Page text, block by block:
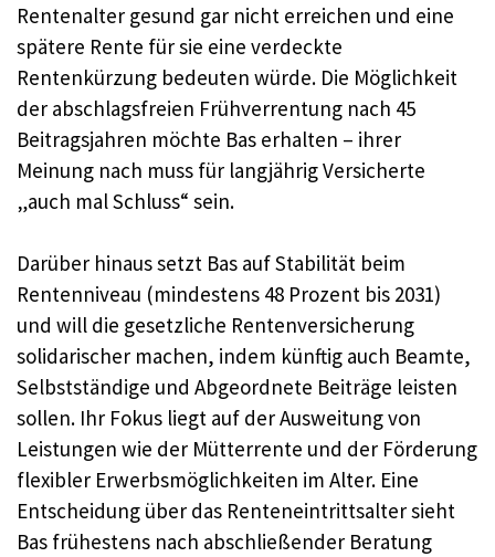
Rentenalter gesund gar nicht erreichen und eine
spätere Rente für sie eine verdeckte
Rentenkürzung bedeuten würde. Die Möglichkeit
der abschlagsfreien Frühverrentung nach 45
Beitragsjahren möchte Bas erhalten – ihrer
Meinung nach muss für langjährig Versicherte
„auch mal Schluss“ sein.
Darüber hinaus setzt Bas auf Stabilität beim
Rentenniveau (mindestens 48 Prozent bis 2031)
und will die gesetzliche Rentenversicherung
solidarischer machen, indem künftig auch Beamte,
Selbstständige und Abgeordnete Beiträge leisten
sollen. Ihr Fokus liegt auf der Ausweitung von
Leistungen wie der Mütterrente und der Förderung
flexibler Erwerbsmöglichkeiten im Alter. Eine
Entscheidung über das Renteneintrittsalter sieht
Bas frühestens nach abschließender Beratung